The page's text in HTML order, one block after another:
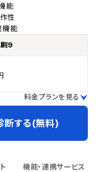
能
性
機能
9
料金プランを見る
断する(無料)
機能・連携サービス